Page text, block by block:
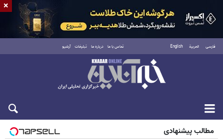
فارسی العربية English تماس با ما درباره ما تبلیغات آرشیو
جمعه ۱۶ مرداد ۱۴۰۵
مطالب پیشنهادی
×